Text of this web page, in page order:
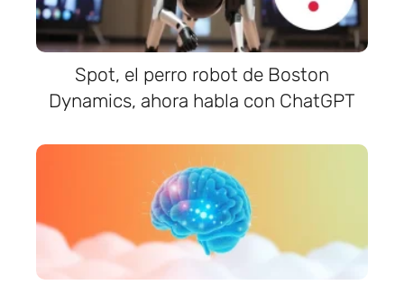
Spot, el perro robot de Boston
Dynamics, ahora habla con ChatGPT